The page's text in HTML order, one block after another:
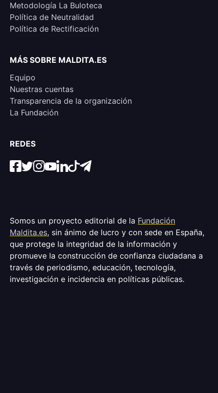
Metodología La Buloteca
Política de Neutralidad
Política de Rectificación
MÁS SOBRE MALDITA.ES
Equipo
Nuestras cuentas
Transparencia de la organización
La Fundación
REDES
Somos un proyecto editorial de la Fundación
Maldita.es, sin ánimo de lucro y con sede en España,
que protege la integridad de la información y
promueve la construcción de confianza ciudadana a
través de periodismo, educación, tecnología,
investigación e incidencia en políticas públicas.